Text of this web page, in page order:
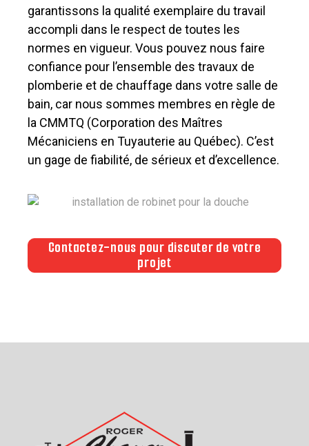
garantissons la qualité exemplaire du travail
accompli dans le respect de toutes les
normes en vigueur. Vous pouvez nous faire
confiance pour l’ensemble des travaux de
plomberie et de chauffage dans votre salle de
bain, car nous sommes membres en règle de
la CMMTQ (Corporation des Maîtres
Mécaniciens en Tuyauterie au Québec). C’est
un gage de fiabilité, de sérieux et d’excellence.
Contactez-nous pour discuter de votre
projet